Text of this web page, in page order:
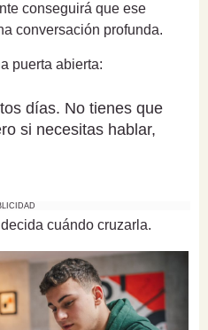
conseguirá que ese
conversación profunda.
puerta abierta:
días. No tienes que
si necesitas hablar,
cuándo cruzarla.